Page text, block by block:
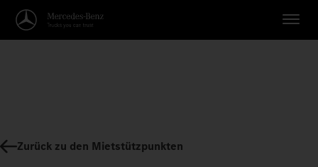
Zurück zu den Mietstützpunkten